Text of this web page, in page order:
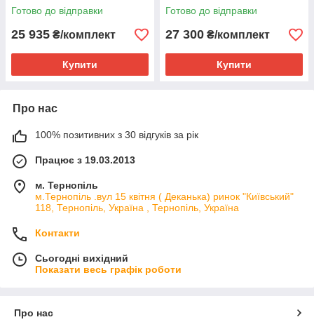
Готово до відправки
25 935 ₴/комплект
Купити
Готово до відправки
27 300 ₴/комплект
Купити
Про нас
100% позитивних з 30 відгуків за рік
Працює з 19.03.2013
м. Тернопіль
м.Тернопіль .вул 15 квітня ( Деканька) ринок "Київський"
118, Тернопіль, Україна , Тернопіль, Україна
Контакти
Сьогодні вихідний
Показати весь графік роботи
Про нас